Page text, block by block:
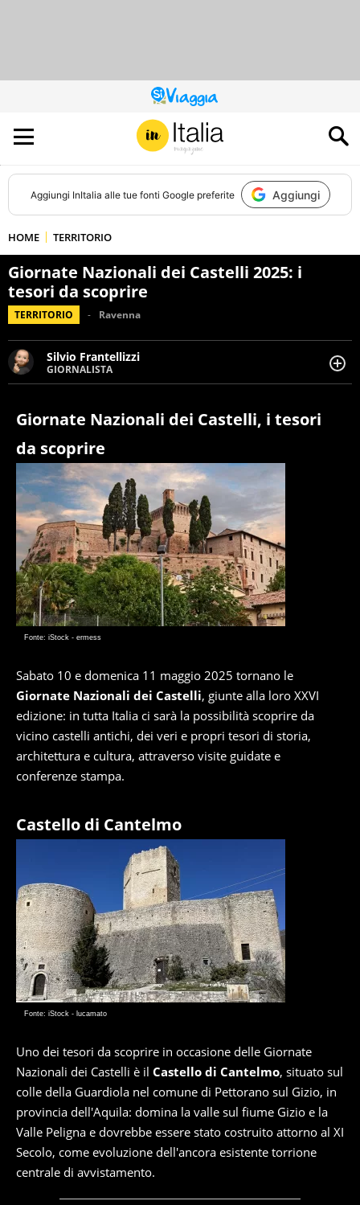
QUESTO
SITO
CONTRIBUISCE
ALL’AUDIENCE
DI
Aggiungi InItalia alle tue fonti Google preferite Aggiungi
HOME TERRITORIO
Giornate Nazionali dei Castelli 2025: i
tesori da scoprire
TERRITORIO Ravenna
Silvio Frantellizzi
GIORNALISTA
Giornalista pubblicista. Da oltre dieci anni si occupa di
cronaca, motori, spettacolo e videogame.
Giornate Nazionali dei Castelli, i tesori
da scoprire
Fonte: iStock - ermess
Sabato 10 e domenica 11 maggio 2025 tornano le
Giornate Nazionali dei Castelli, giunte alla loro XXVI
edizione: in tutta Italia ci sarà la possibilità scoprire da
vicino castelli antichi, dei veri e propri tesori di storia,
architettura e cultura, attraverso visite guidate e
conferenze stampa.
Castello di Cantelmo
Fonte: iStock - lucamato
Uno dei tesori da scoprire in occasione delle Giornate
Nazionali dei Castelli è il Castello di Cantelmo, situato sul
colle della Guardiola nel comune di Pettorano sul Gizio, in
provincia dell'Aquila: domina la valle sul fiume Gizio e la
Valle Peligna e dovrebbe essere stato costruito attorno al XI
Secolo, come evoluzione dell'ancora esistente torrione
centrale di avvistamento.